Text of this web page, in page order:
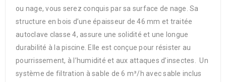
ou nage, vous serez conquis par sa surface de nage. Sa
structure en bois d’une épaisseur de 46 mm et traitée
autoclave classe 4, assure une solidité et une longue
durabilité à la piscine. Elle est conçue pour résister au
pourrissement, à l’humidité et aux attaques d’insectes. Un
système de filtration à sable de 6 m³/h avec sable inclus